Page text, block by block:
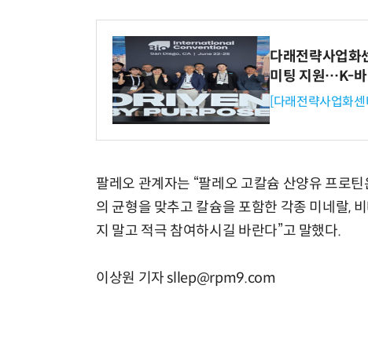
다래전략사업
미팅 지원…K-바
[다래전략사업화
팔레오 관계자는 “팔레오 고칼슘 산양유 프로
의 균형을 맞추고 칼슘을 포함한 각종 미네랄,
지 말고 적극 참여하시길 바란다”고 말했다.
이상원 기자 sllep@rpm9.com